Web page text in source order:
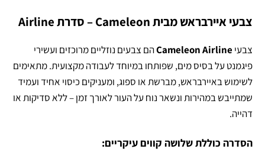
צבעי איירבראש מבית Cameleon – סדרת Airline
צבעי Cameleon Airlineהם צבעים נוזליים מרוכזים ועשירי
פיגמנט על בסיס מים, שפותחו במיוחד לעבודה מקצועית. מתאימים
לשימוש באיירבראש, מברשת או ספוג, ומעניקים כיסוי אחיד ועמיד
שמתייבש במהירות ונשאר נוח על העור לאורך זמן – ללא סדיקות או
דהייה.
הסדרה כוללת שלושה קווים עיקריים: